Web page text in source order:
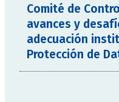
Comité de
avances y
adecuación
Protección de